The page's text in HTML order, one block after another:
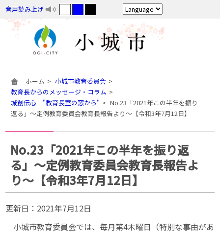
音声読み上げ
ホーム
小城市教育委員会
教育長からのメッセージ・コラム
城創伝心 "教育長室の窓から"
No.23「2021年この半年を振り
返る」～定例教育委員会教育長報告より～【令和3年7月12日】
No.23「2021年この半年を振り返
る」～定例教育委員会教育長報告よ
り～【令和3年7月12日】
更新日： 2021年7月12日
小城市教育委員会では、毎月第4木曜日（特別な事由があ